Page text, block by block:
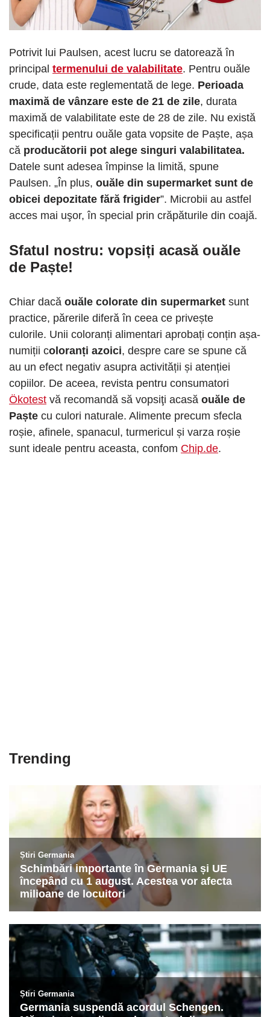
Potrivit lui Paulsen, acest lucru se datorează în
principal termenului de valabilitate. Pentru ouăle
crude, data este reglementată de lege. Perioada
maximă de vânzare este de 21 de zile, durata
maximă de valabilitate este de 28 de zile. Nu există
specificații pentru ouăle gata vopsite de Paște, așa
că producătorii pot alege singuri valabilitatea.
Datele sunt adesea împinse la limită, spune
Paulsen. „În plus, ouăle din supermarket sunt de
obicei depozitate fără frigider”. Microbii au astfel
acces mai uşor, în special prin crăpăturile din coajă.
Sfatul nostru: vopsiți acasă ouăle
de Paște!
Chiar dacă ouăle colorate din supermarket sunt
practice, părerile diferă în ceea ce privește
culorile. Unii coloranți alimentari aprobați conțin așa-
numiții coloranți azoici, despre care se spune că
au un efect negativ asupra activității și atenției
copiilor. De aceea, revista pentru consumatori
Ökotest vă recomandă să vopsiţi acasă ouăle de
Paște cu culori naturale. Alimente precum sfecla
roșie, afinele, spanacul, turmericul și varza roșie
sunt ideale pentru aceasta, confom Chip.de.
Trending